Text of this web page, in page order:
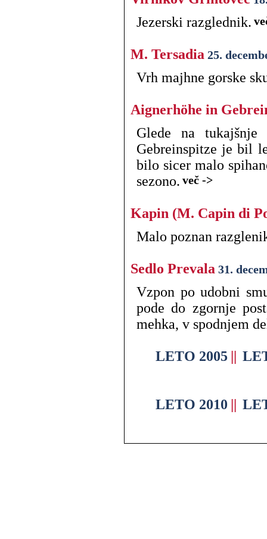
Jezerski razglednik.
M. Tersadia 25.
Vrh majhne gorske
Aignerhöhe in
Glede na
Gebreinspitze je bil
bilo sicer malo
sezono. več ->
Kapin (M. Capin di
Malo poznan
Sedlo Prevala 31.
Vzpon po udobni
pode do zgornje
mehka, v spodnjem
LETO 2005 ||
LETO 2010 ||